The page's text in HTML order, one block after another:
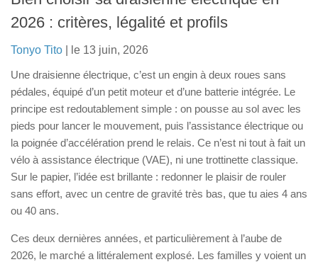
Trottinettes électriques puissantes (65-100km/h)
Autres produits
Skateboards électrique
Drift trikes
Draisiennes
2026 : critères, légalité et profils
Tonyo Tito | le 13 juin, 2026
Une draisienne électrique, c’est un engin à deux roues sans
pédales, équipé d’un petit moteur et d’une batterie intégrée. Le
principe est redoutablement simple : on pousse au sol avec les
pieds pour lancer le mouvement, puis l’assistance électrique ou
la poignée d’accélération prend le relais. Ce n’est ni tout à fait un
vélo à assistance électrique (VAE), ni une trottinette classique.
Sur le papier, l’idée est brillante : redonner le plaisir de rouler
sans effort, avec un centre de gravité très bas, que tu aies 4 ans
ou 40 ans.
Ces deux dernières années, et particulièrement à l’aube de
2026, le marché a littéralement explosé. Les familles y voient un